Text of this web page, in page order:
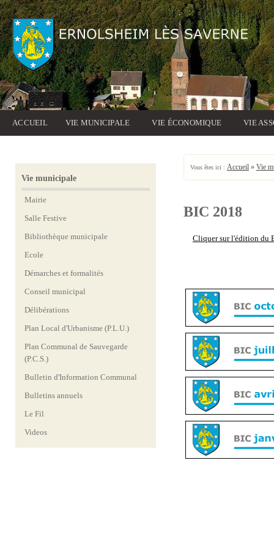
ACCUEIL VIE MUNICIPALE VIE ÉCONOMIQUE VIE
Vie municipale
Mairie
Salle Festive
Bibliothèque municipale
Ecole
Démarches et formalités
Conseil municipal
Délibérations
Plan Local d'Urbanisme (P.L.U.)
Plan Communal de Sauvegarde
(P.C.S.)
Bulletin d'Information Communal
Bulletins annuels
Le Fil
Videos
Vous êtes ici : Accueil » Vie
BIC 2018
Cliquer sur l'édition du